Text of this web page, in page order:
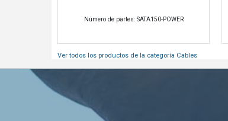
Número de partes: SATA150-POWER
Ver todos los productos de la categoría Cables